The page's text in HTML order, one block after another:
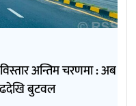
अन्तिम चरणमा : अब
बुटवल